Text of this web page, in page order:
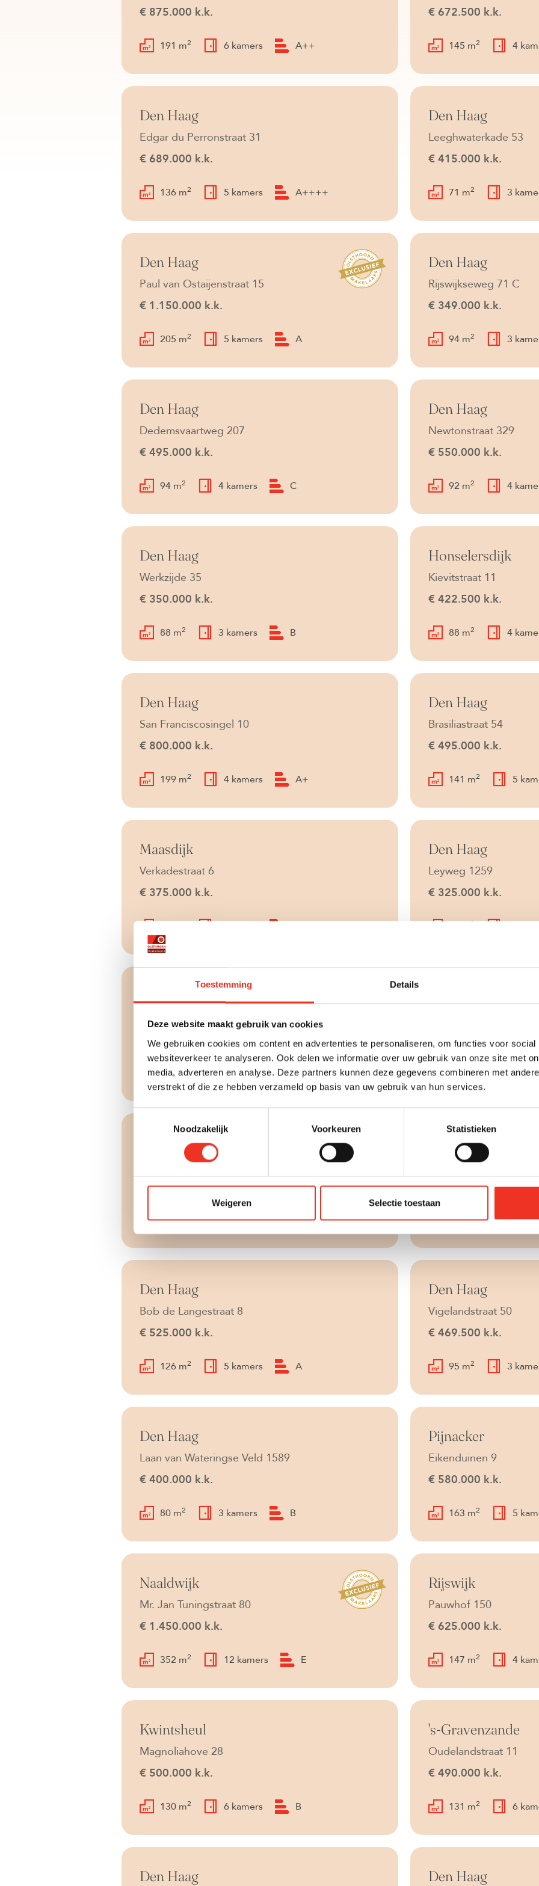
Toestemming Details
Deze website maakt gebruik van cookies
We gebruiken cookies om content en advertenties te personaliseren, om functies voor social
websiteverkeer te analyseren. Ook delen we informatie over uw gebruik van onze site met
media, adverteren en analyse. Deze partners kunnen deze gegevens combineren met
verstrekt of die ze hebben verzameld op basis van uw gebruik van hun services.
Toestemmingsselectie
Noodzakelijk
Voorkeuren Statistieken
Weigeren Selectie toestaan
€ 875.000 k.k.
191 m2 6 kamers A++
€ 672.500 k.k.
145 m2 4
Beschikbaar
Den Haag
Edgar du Perronstraat 31
€ 689.000 k.k.
136 m2 5 kamers A++++
Beschikbaar
Den Haag
Leeghwaterkade 53
€ 415.000 k.k.
71 m2 3
Beschikbaar
Den Haag
Paul van Ostaijenstraat 15
€ 1.150.000 k.k.
205 m2 5 kamers A
Beschikbaar
Den Haag
Rijswijkseweg 71 C
€ 349.000 k.k.
94 m2 3
Beschikbaar
Den Haag
Dedemsvaartweg 207
€ 495.000 k.k.
94 m2 4 kamers C
Verkocht onder
Den Haag
Newtonstraat 329
€ 550.000 k.k.
92 m2 4
Onder bod
Den Haag
Werkzijde 35
€ 350.000 k.k.
88 m2 3 kamers B
Onder bod
Honselersdijk
Kievitstraat 11
€ 422.500 k.k.
88 m2 4
Beschikbaar
Den Haag
San Franciscosingel 10
€ 800.000 k.k.
199 m2 4 kamers A+
Onder bod
Den Haag
Brasiliastraat 54
€ 495.000 k.k.
141 m2 5
Onder bod
Maasdijk
Verkadestraat 6
€ 375.000 k.k.
2
Onder bod
Den Haag
Leyweg 1259
€ 325.000 k.k.
2
Beschikbaar
Abdis Evastraat 33
€ 900.000 k.k.
194 m2 6 kamers A
€ 465.000 k.k.
104 m2 5
Verkocht onder voorbehoud
Rijswijk
Acacialaan 9
€ 325.000 k.k.
64 m 4 kamers C
's-Gravenzande
Naaldwijkseweg 177
€ 350.000 k.k.
75 m 4
Verkocht onder voorbehoud
Den Haag
Bob de Langestraat 8
€ 525.000 k.k.
126 m2 5 kamers A
Verkocht
Den Haag
Vigelandstraat 50
€ 469.500 k.k.
95 m2 3
Beschikbaar
Den Haag
Laan van Wateringse Veld 1589
€ 400.000 k.k.
80 m2 3 kamers B
Beschikbaar
Pijnacker
Eikenduinen 9
€ 580.000 k.k.
163 m2 5
Beschikbaar
Naaldwijk
Mr. Jan Tuningstraat 80
€ 1.450.000 k.k.
352 m2 12 kamers E
Beschikbaar
Rijswijk
Pauwhof 150
€ 625.000 k.k.
147 m2 4
Beschikbaar
Kwintsheul
Magnoliahove 28
€ 500.000 k.k.
130 m2 6 kamers B
Beschikbaar
's-Gravenzande
Oudelandstraat 11
€ 490.000 k.k.
131 m2 6
Beschikbaar
Den Haag Verkocht onder
Den Haag